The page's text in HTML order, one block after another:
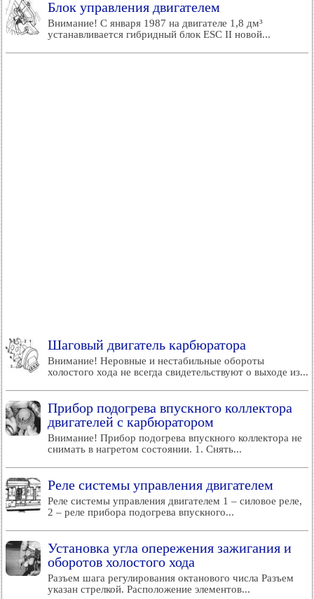
Блок управления двигателем
Внимание! С января 1987 на двигателе 1,8 дм³
устанавливается гибридный блок ESC II новой...
Шаговый двигатель карбюратора
Внимание! Неровные и нестабильные обороты
холостого хода не всегда свидетельствуют о выходе из...
Прибор подогрева впускного коллектора
двигателей с карбюратором
Внимание! Прибор подогрева впускного коллектора не
снимать в нагретом состоянии. 1. Снять...
Реле системы управления двигателем
Реле системы управления двигателем 1 – силовое реле,
2 – реле прибора подогрева впускного...
Установка угла опережения зажигания и
оборотов холостого хода
Разъем шага регулирования октанового числа Разъем
указан стрелкой. Расположение элементов...